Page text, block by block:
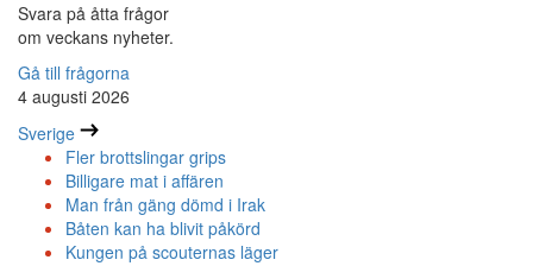
Svara på åtta frågor
om veckans nyheter.
Gå till frågorna
4 augusti 2026
Sverige
Fler brottslingar grips
Billigare mat i affären
Man från gäng dömd i Irak
Båten kan ha blivit påkörd
Kungen på scouternas läger